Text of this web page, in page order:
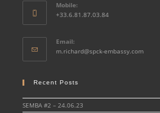
Mobile:
+33.6.81.87.03.84
Email:
m.richard@spck-embassy.com
Recent Posts
SEMBA #2 – 24.06.23